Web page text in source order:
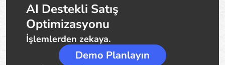
AI Destekli Satış
Optimizasyonu
İşlemlerden zekaya.
Demo Planlayın